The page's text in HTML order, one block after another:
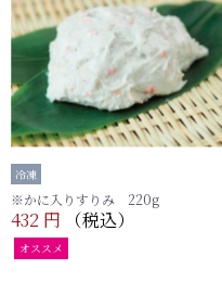
冷凍
※かに入りすりみ 220g
432 円 （税込）
オススメ